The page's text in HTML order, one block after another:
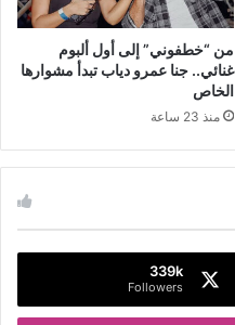
من “خطفوني” إلى أول ألبوم
غنائي.. جنا عمرو دياب تبدأ مشوارها
الخاص
منذ 23 ساعة
339k
Followers